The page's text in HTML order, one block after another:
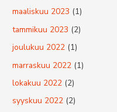
maaliskuu 2023 (1)
tammikuu 2023 (2)
joulukuu 2022 (1)
marraskuu 2022 (1)
lokakuu 2022 (2)
syyskuu 2022 (2)